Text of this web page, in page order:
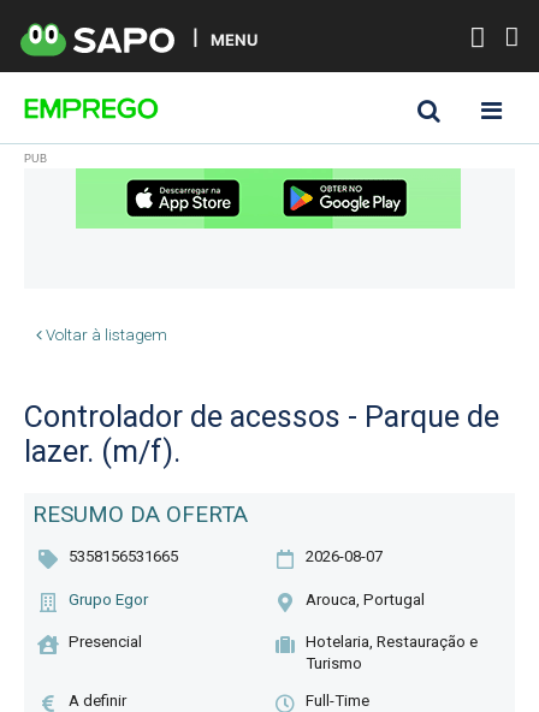
MENU
Voltar à listagem
Controlador de acessos - Parque de
lazer. (m/f).
RESUMO DA OFERTA
5358156531665 2026-08-07
Grupo Egor Arouca, Portugal
Presencial
Hotelaria, Restauração e
Turismo
A definir Full-Time